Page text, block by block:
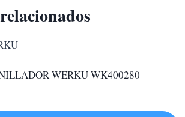
WERKU WK400280